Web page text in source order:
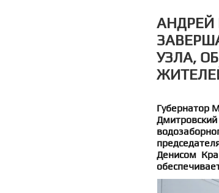
АНДРЕЙ
УЗЛА,
Губернатор
Денисом